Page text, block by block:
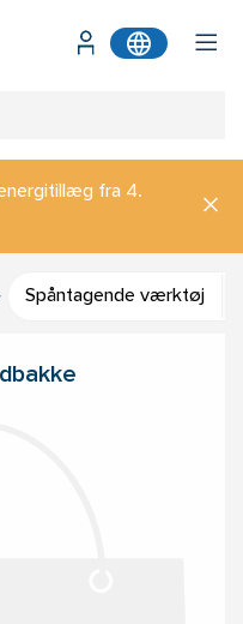
fra 4.
Spåntagende værktøj